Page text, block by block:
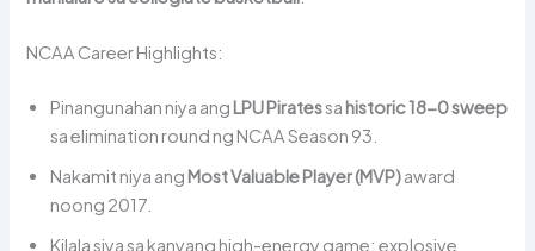
NCAA Career Highlights:
Pinangunahan niya ang LPU Piratessa historic 18-0 sweep
sa elimination round ng NCAA Season 93.
Nakamit niya ang Most Valuable Player (MVP)award
noong 2017.
Kilala siya sa kanyang high-energy game: explosive